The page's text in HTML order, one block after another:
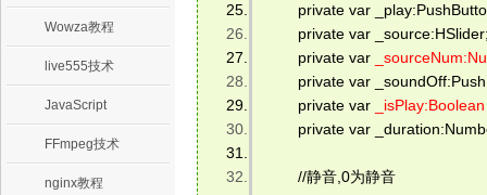
Wowza教程
live555技术
JavaScript
FFmpeg技术
nginx教程
private var
private var
private var
private var
private var
_isPlay:Boolean
private var
//静音,0为静音